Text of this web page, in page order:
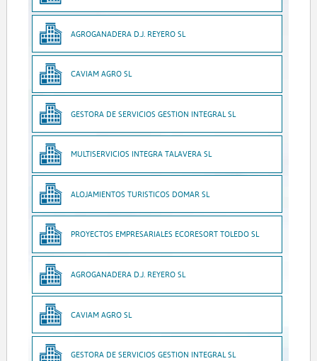
AGROGANADERA D.J. REYERO SL
CAVIAM AGRO SL
GESTORA DE SERVICIOS GESTION INTEGRAL SL
MULTISERVICIOS INTEGRA TALAVERA SL
ALOJAMIENTOS TURISTICOS DOMAR SL
PROYECTOS EMPRESARIALES ECORESORT TOLEDO SL
AGROGANADERA D.J. REYERO SL
CAVIAM AGRO SL
GESTORA DE SERVICIOS GESTION INTEGRAL SL